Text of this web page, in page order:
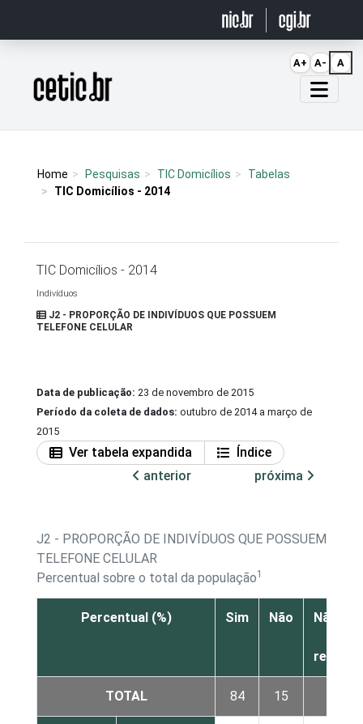
Página inicial
Home Pesquisas TIC Domicílios
Tabelas
TIC Domicílios - 2014
TIC Domicílios - 2014
Indivíduos
J2 - PROPORÇÃO DE INDIVÍDUOS QUE POSSUEM
TELEFONE CELULAR
Data de publicação: 23 de novembro de 2015
Período da coleta de dados: outubro de 2014 a março de
2015
Ver tabela expandida
Índice
anterior
próxima
J2 - PROPORÇÃO DE INDIVÍDUOS QUE POSSUEM
TELEFONE CELULAR
Percentual sobre o total da população1
Percentual (%) Sim Não
Não
TOTAL 84 15
A+ A- A